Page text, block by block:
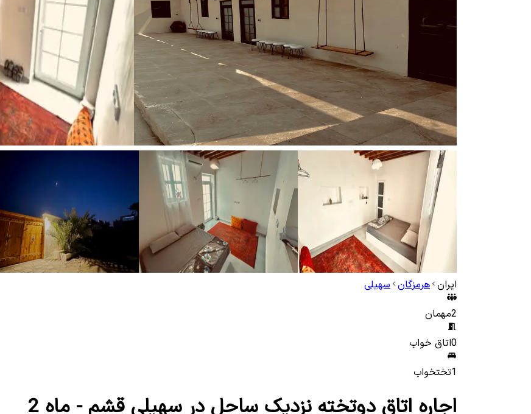
ایران هرمزگان سهیلی
2مهمان
0اتاق خواب
1تختخواب
اجاره اتاق دوتخته نزدیک ساحل در سهیلی قشم - ماه 2